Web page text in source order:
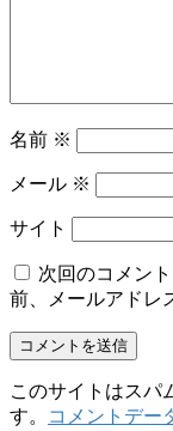
名前 ※
メール ※
サイト
次回のコメン
前、メールアドレ
このサイトはスパ
す。
コメントデー